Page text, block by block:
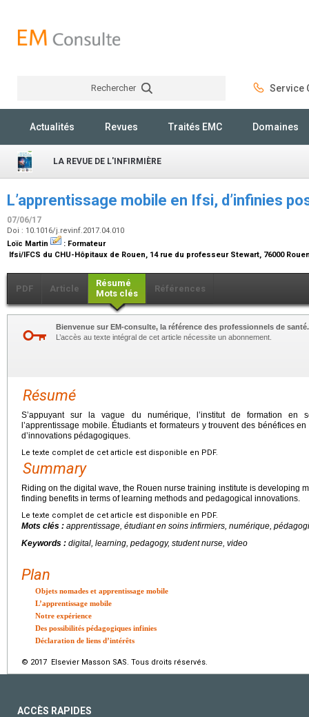
Rechercher Service
Actualités Revues Traités EMC Domaines
LA REVUE DE L'INFIRMIÈRE
L’apprentissage mobile en Ifsi, d’infinies
07/06/17
Doi : 10.1016/j.revinf.2017.04.010
Loïc Martin
: Formateur
Ifsi/IFCS du CHU-Hôpitaux de Rouen, 14 rue du professeur Stewart, 76000
PDF Article
Résumé
Mots clés
Références
Bienvenue sur EM-consulte, la référence des professionnels de santé.
L’accès au texte intégral de cet article nécessite un abonnement.
Résumé
S’appuyant sur la vague du numérique, l’institut de formation en
l’apprentissage mobile. Étudiants et formateurs y trouvent des bénéfices
d’innovations pédagogiques.
Le texte complet de cet article est disponible en PDF.
Summary
Riding on the digital wave, the Rouen nurse training institute is developing
finding benefits in terms of learning methods and pedagogical innovations.
Le texte complet de cet article est disponible en PDF.
Mots clés : apprentissage, étudiant en soins infirmiers, numérique,
Keywords : digital, learning, pedagogy, student nurse, video
Plan
Objets nomades et apprentissage mobile
L’apprentissage mobile
Notre expérience
Des possibilités pédagogiques infinies
Déclaration de liens d’intérêts
© 2017 Elsevier Masson SAS. Tous droits réservés.
ACCÈS RAPIDES